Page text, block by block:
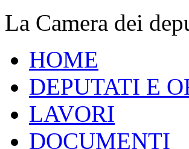
La Camera dei
HOME
DEPUTATI E
LAVORI
DOCUMENTI